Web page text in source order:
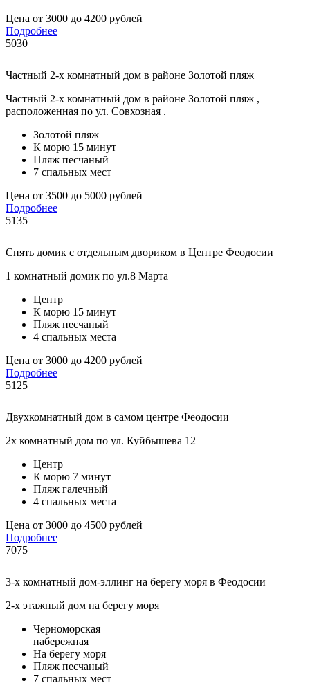
Цена от 3000 до 4200 рублей
Подробнее
5030
Частный 2-х комнатный дом в районе Золотой пляж
Частный 2-х комнатный дом в районе Золотой пляж ,
расположенная по ул. Совхозная .
Золотой пляж
К морю 15 минут
Пляж песчаный
7 спальных мест
Цена от 3500 до 5000 рублей
Подробнее
5135
Снять домик с отдельным двориком в Центре Феодосии
1 комнатный домик по ул.8 Марта
Центр
К морю 15 минут
Пляж песчаный
4 спальных места
Цена от 3000 до 4200 рублей
Подробнее
5125
Двухкомнатный дом в самом центре Феодосии
2х комнатный дом по ул. Куйбышева 12
Центр
К морю 7 минут
Пляж галечный
4 спальных места
Цена от 3000 до 4500 рублей
Подробнее
7075
3-х комнатный дом-эллинг на берегу моря в Феодосии
2-х этажный дом на берегу моря
Черноморская
набережная
На берегу моря
Пляж песчаный
7 спальных мест